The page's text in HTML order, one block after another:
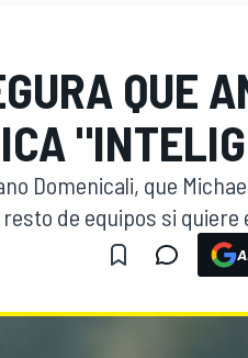
QUE
Domenicali, que
de equipos si quiere